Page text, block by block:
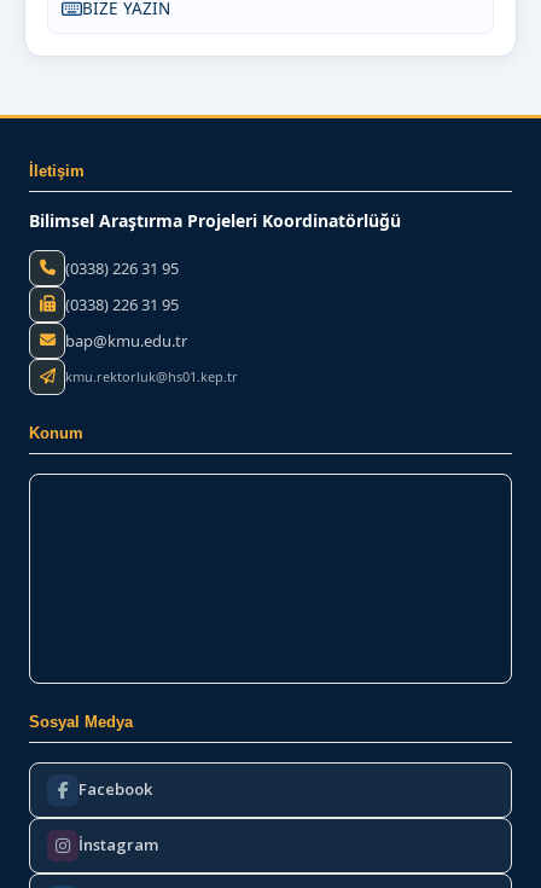
BİZE YAZIN
İletişim
Bilimsel Araştırma Projeleri Koordinatörlüğü
(0338) 226 31 95
(0338) 226 31 95
bap@kmu.edu.tr
kmu.rektorluk@hs01.kep.tr
Konum
Sosyal Medya
Facebook
İnstagram